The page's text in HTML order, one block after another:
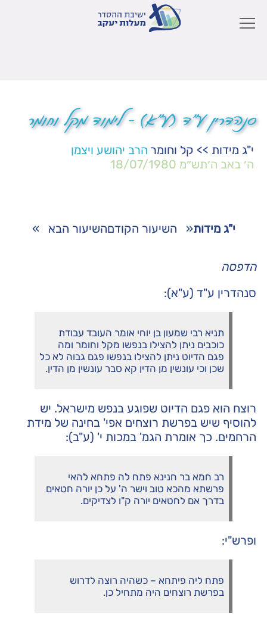
סנהדרין ע"ד (ע"א) – לימוד מקל וחומר
י"ג מידות >> קל וחומר הרב יהושע ויצמן
ה׳ באב ה׳תש״מ 18/07/1980
י"ג מידות« השיעור הקודםהשיעור הבא »
הדפסה
סנהדרין ע"ד (ע"א):
תניא רבי שמעון בן יוחי אומר העובד עבודת
כוכבים ניתן להצילו בנפשו מקל וחומר ומה
פגם הדיוט ניתן להצילו בנפשו פגם גבוה לא כל
שכן וכי עונשין מן הדין קא סבר עונשין מן הדין.
רוצח הוא פגם הדיוט שפוגע בנפש מישראל. יש
להוסיף שיש בפרשת רוצחים אפי' בחינה של מידת
הרחמים. כך אומרת הגמ' במכות י' (ע"ב):
רב חמא בר חנינא פתח לה פתחא להאי
פרשתא מהכא טוב וישר ה' על כן יורה חטאים
בדרך אם לחטאים יורה ק"ו לצדיקים.
ופרש"י:
פתח ליה פיתחא – כשהיה רוצה לדרוש
בפרשת רוצחים היה מתחיל כן.